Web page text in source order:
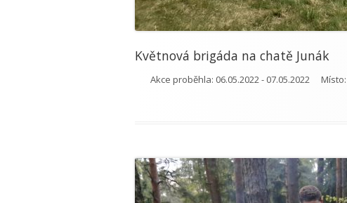
Květnová brigáda na chatě Junák
Akce proběhla: 06.05.2022 - 07.05.2022 Místo: